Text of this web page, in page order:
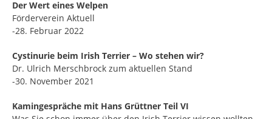
Der Wert eines Welpen
Förderverein Aktuell
-28. Februar 2022
Cystinurie beim Irish Terrier – Wo stehen wir?
Dr. Ulrich Merschbrock zum aktuellen Stand
-30. November 2021
Kamingespräche mit Hans Grüttner Teil VI